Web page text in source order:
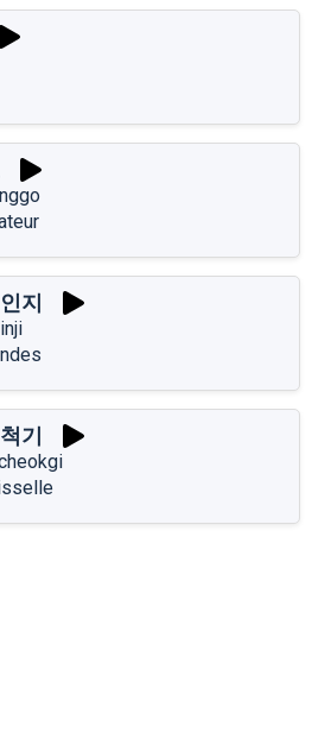
지
기